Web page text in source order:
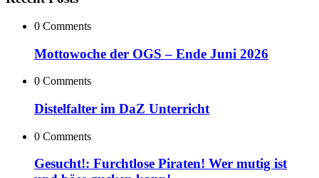
0 Comments
Mottowoche der OGS – Ende Juni 2026
0 Comments
Distelfalter im DaZ Unterricht
0 Comments
Gesucht!: Furchtlose Piraten! Wer mutig ist